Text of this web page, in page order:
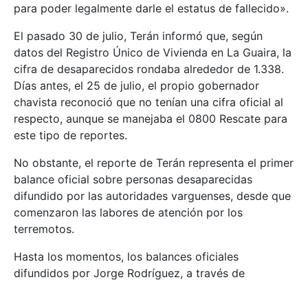
para poder legalmente darle el estatus de fallecido».
El pasado 30 de julio, Terán informó que, según
datos del Registro Único de Vivienda en La Guaira, la
cifra de desaparecidos rondaba alrededor de 1.338.
Días antes, el 25 de julio, el propio gobernador
chavista reconoció que no tenían una cifra oficial al
respecto, aunque se manejaba el 0800 Rescate para
este tipo de reportes.
No obstante, el reporte de Terán representa el primer
balance oficial sobre personas desaparecidas
difundido por las autoridades varguenses, desde que
comenzaron las labores de atención por los
terremotos.
Hasta los momentos, los balances oficiales
difundidos por Jorge Rodríguez, a través de